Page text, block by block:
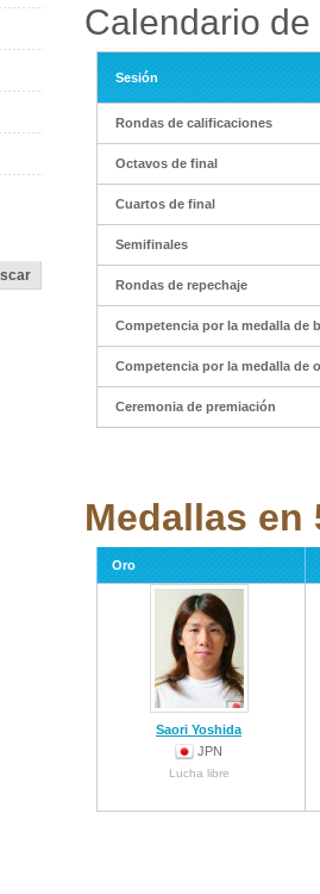
Calendario
Sesión
Rondas de calificaciones
Octavos de final
Cuartos de final
Semifinales
Rondas de repechaje
Competencia por la medalla de
Competencia por la medalla de
Ceremonia de premiación
Medallas
Oro
Saori Yoshida
JPN
Lucha libre